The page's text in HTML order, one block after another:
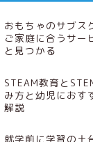
おもちゃのサブス
ご家庭に合うサー
と見つかる
STEAM教育と
み方と幼児におす
解説
就学前に学習の土